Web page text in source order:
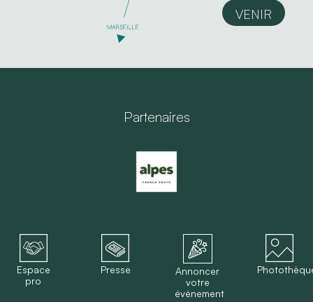
VENIR
Partenaires
Espace
pro
Presse
Annoncer
votre
événement